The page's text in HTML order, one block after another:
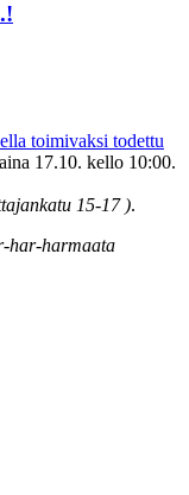
toimivaksi todettu
17.10. kello 10:00.
15-17 ).
har-harmaata